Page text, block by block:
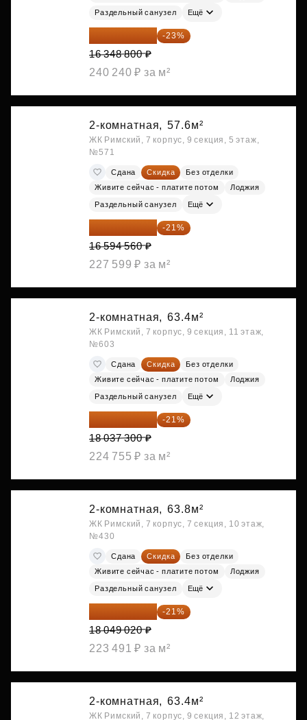
Раздельный санузел Ещё
12 588 576 ₽ -23%
16 348 800 ₽
240 240 ₽ за м²
2-комнатная, 57.6м²
ЖК Римский, 7 корпус, 9 секция, 5 этаж,
№571
Сдана Скидка
Без отделки
Живите сейчас - платите потом
Лоджия
Раздельный санузел Ещё
13 109 702 ₽ -21%
16 594 560 ₽
227 599 ₽ за м²
2-комнатная, 63.4м²
ЖК Римский, 7 корпус, 9 секция, 11 этаж,
№603
Сдана Скидка
Без отделки
Живите сейчас - платите потом
Лоджия
Раздельный санузел Ещё
14 249 467 ₽ -21%
18 037 300 ₽
224 755 ₽ за м²
2-комнатная, 63.8м²
ЖК Римский, 7 корпус, 7 секция, 10 этаж,
№430
Сдана Скидка
Без отделки
Живите сейчас - платите потом
Лоджия
Раздельный санузел Ещё
14 258 726 ₽ -21%
18 049 020 ₽
223 491 ₽ за м²
2-комнатная, 63.4м²
ЖК Римский, 7 корпус, 9 секция, 12 этаж,